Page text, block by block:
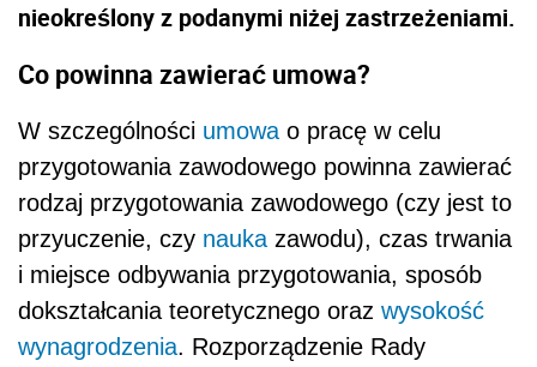
nieokreślony z podanymi niżej zastrzeżeniami.
Co powinna zawierać umowa?
W szczególności umowa o pracę w celu
przygotowania zawodowego powinna zawierać
rodzaj przygotowania zawodowego (czy jest to
przyuczenie, czy nauka zawodu), czas trwania
i miejsce odbywania przygotowania, sposób
dokształcania teoretycznego oraz wysokość
wynagrodzenia. Rozporządzenie Rady